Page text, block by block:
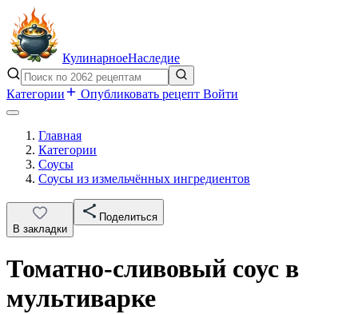
КулинарноеНаследие
Категории Опубликовать рецепт Войти
Главная
Категории
Соусы
Соусы из измельчённых ингредиентов
В закладки
Поделиться
Томатно-сливовый соус в
мультиварке